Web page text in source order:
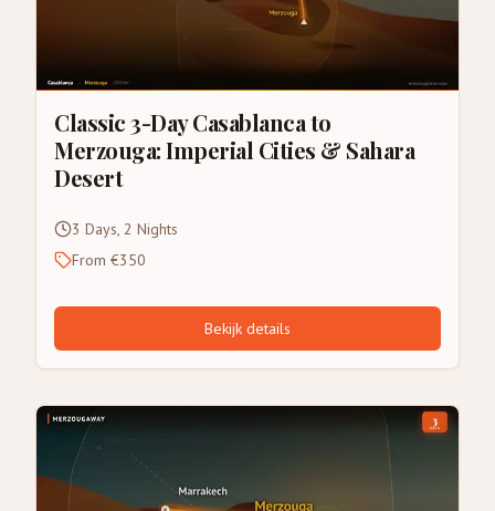
Classic 3-Day Casablanca to
Merzouga: Imperial Cities & Sahara
Desert
3 Days, 2 Nights
From €350
Bekijk details